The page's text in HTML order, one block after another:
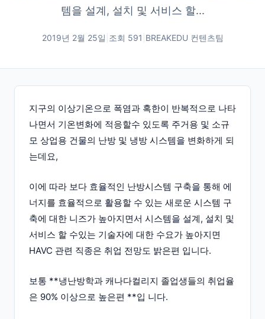
템을 설계, 설치 및 서비스 할...
2019년 2월 25일 조회 591 BREAKEDU 컨텐츠팀
지구의 이상기온으로 폭염과 혹한이 반복적으로 나타
나면서 기온변화에 적응할수 있도록 주거용 및 소규
모 상업용 건물의 난방 및 냉방 시스템을 변화하게 되
는데요,
이에 따라 보다 효율적인 난방시스템 구축을 통해 에
너지를 효율적으로 활용할 수 있는 새로운 시스템 구
축에 대한 니즈가 높아지면서 시스템을 설계, 설치 및
서비스 할 수있는 기술자에 대한 수요가 높아지면
HAVC 관련 직종은 취업 전망도 밝은편 입니다.
보통 **냉난방학과 캐나다컬리지 졸업생들의 취업율
은 90% 이상으로 높은편 **입 니다.